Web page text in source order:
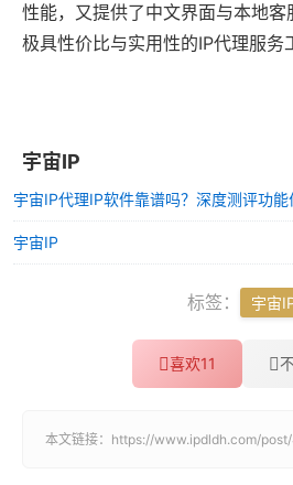
性能，又提供了中文界面与本地
极具性价比与实用性的IP代理服务
宇宙IP
宇宙IP代理IP软件靠谱吗？深度测评功
宇宙IP
标签： 宇宙
喜欢11
本文链接： https://www.ipdldh.com/